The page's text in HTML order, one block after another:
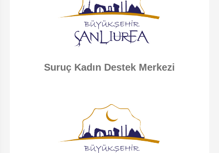
Suruç Kadın Destek Merkezi